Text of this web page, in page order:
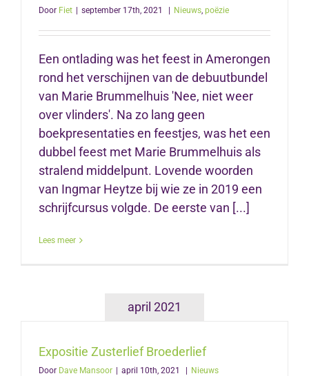
Door Fiet september 17th, 2021 Nieuws, poëzie
Een ontlading was het feest in Amerongen
rond het verschijnen van de debuutbundel
van Marie Brummelhuis 'Nee, niet weer
over vlinders'. Na zo lang geen
boekpresentaties en feestjes, was het een
dubbel feest met Marie Brummelhuis als
stralend middelpunt. Lovende woorden
van Ingmar Heytze bij wie ze in 2019 een
schrijfcursus volgde. De eerste van [...]
Lees meer
april 2021
Expositie Zusterlief Broederlief
Door Dave Mansoor | april 10th, 2021 | Nieuws